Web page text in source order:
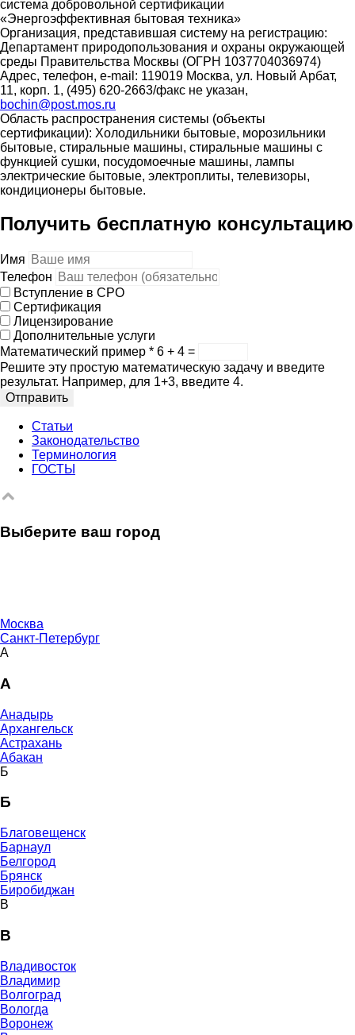
система добровольной сертификации
«Энергоэффективная бытовая техника»
Организация, представившая систему на регистрацию:
Департамент природопользования и охраны окружающей
среды Правительства Москвы (ОГРН 1037704036974)
Адрес, телефон, e-mail: 119019 Москва, ул. Новый Арбат,
11, корп. 1, (495) 620-2663/факс не указан,
bochin@post.mos.ru
Область распространения системы (объекты
сертификации): Холодильники бытовые, морозильники
бытовые, стиральные машины, стиральные машины с
функцией сушки, посудомоечные машины, лампы
электрические бытовые, электроплиты, телевизоры,
кондиционеры бытовые.
Получить бесплатную консультацию
Имя
Телефон
Вступление в СРО
Сертификация
Лицензирование
Дополнительные услуги
Математический пример * 6 + 4 =
Решите эту простую математическую задачу и введите
результат. Например, для 1+3, введите 4.
Отправить
Статьи
Законодательство
Терминология
ГОСТЫ
Выберите ваш город
Москва
Санкт-Петербург
А
А
Анадырь
Архангельск
Астрахань
Абакан
Б
Б
Благовещенск
Барнаул
Белгород
Брянск
Биробиджан
В
В
Владивосток
Владимир
Волгоград
Вологда
Воронеж